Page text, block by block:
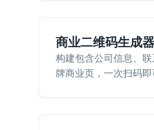
商业二维码生成器
构建包含公司信息、
牌商业页，一次扫码即